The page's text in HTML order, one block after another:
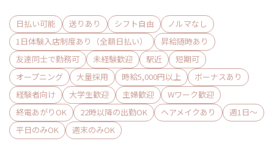
頼りになる店長が皆さんにお伝えいたします♪
固定のお客様がいらっしゃらない未経験の方でも
安心してくださいね◎
まずは体験入店にお越しいただき、
店内の雰囲気やスタッフの対応、
お客様の層など色々ご確認いただければと思います！
日払い可能 送りあり シフト自由
ノルマなし
1日体験入店制度あり（全額日払い）
昇給随時あり
友達同士で勤務可
未経験歓迎 駅近
短期可
オープニング
大量採用 時給5,000円以上
ボーナスあり
経験者向け
大学生歓迎 主婦歓迎
Wワーク歓迎
終電あがりOK
22時以降の出勤OK ヘアメイクあり
週1日〜
平日のみOK
週末のみOK